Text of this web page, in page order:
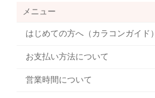
メニュー
はじめての方へ（カラコンガイド）
お支払い方法について
営業時間について